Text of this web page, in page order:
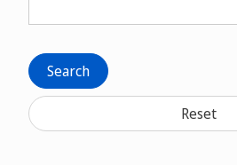
Search
Reset